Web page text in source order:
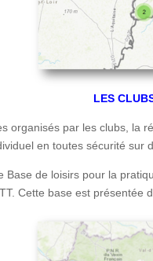
LES
organisés par les clubs, la
en toutes sécurité sur
Base de loisirs pour la
Cette base est présentée